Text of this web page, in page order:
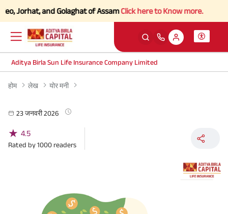
Jorhat, and Golaghat of AssamClick here to Know more.
Aditya Birla Sun Life Insurance Company Limited
होम लेख योर मनी
23 जनवरी 2026
★ 4.5
Rated by1000 readers